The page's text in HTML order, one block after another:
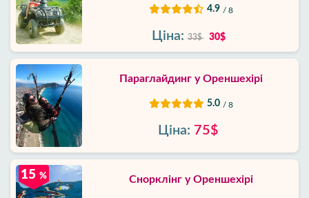
4.9 / 8
Ціна: 33$ 30$
Параглайдинг у Ореншехірі
5.0 / 8
Ціна: 75$
Снорклінг у Ореншехірі
15 %